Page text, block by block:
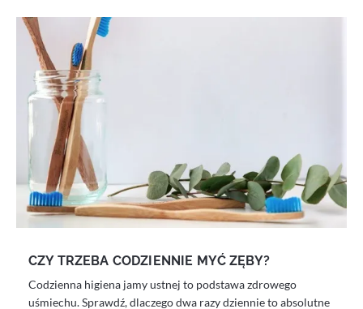
CZY TRZEBA CODZIENNIE MYĆ ZĘBY?
Codzienna higiena jamy ustnej to podstawa zdrowego
uśmiechu. Sprawdź, dlaczego dwa razy dziennie to absolutne